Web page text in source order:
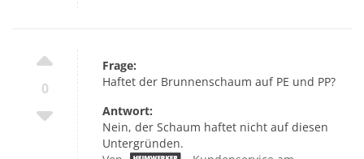
0
Frage:
Haftet der Brunnenschaum auf PE und PP?
Antwort:
Nein, der Schaum haftet nicht auf diesen
Untergründen.